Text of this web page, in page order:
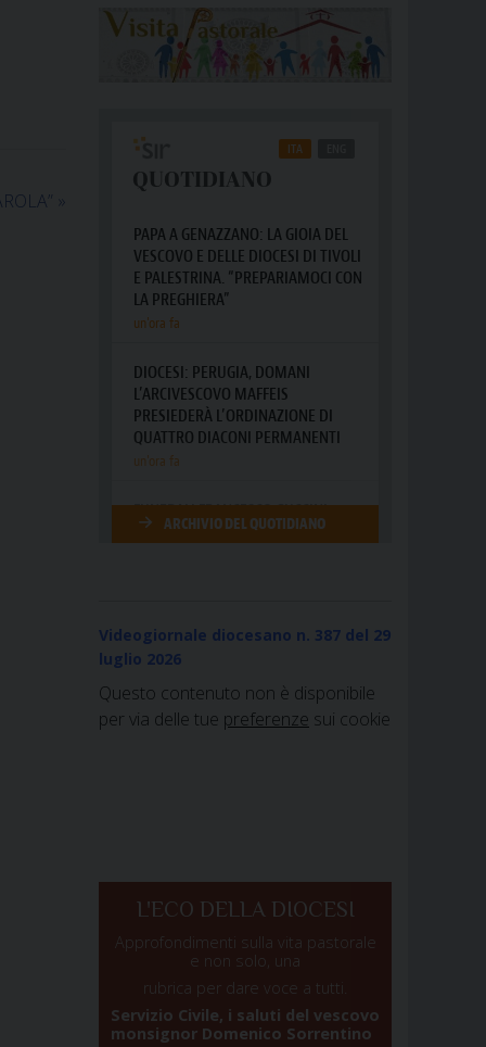
»
Videogiornale diocesano n. 387 del 29
luglio 2026
Questo contenuto non è disponibile
per via delle tue preferenze sui cookie
L'ECO DELLA DIOCESI
Approfondimenti sulla vita pastorale
e non solo, una
rubrica per dare voce a tutti.
Servizio Civile, i saluti del vescovo
monsignor Domenico Sorrentino